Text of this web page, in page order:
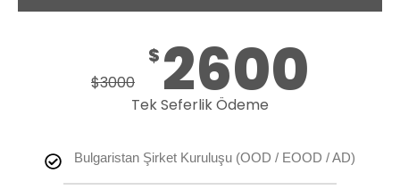
$3000
$ 2600
Tek Seferlik Ödeme
Bulgaristan Şirket Kuruluşu (OOD / EOOD / AD)